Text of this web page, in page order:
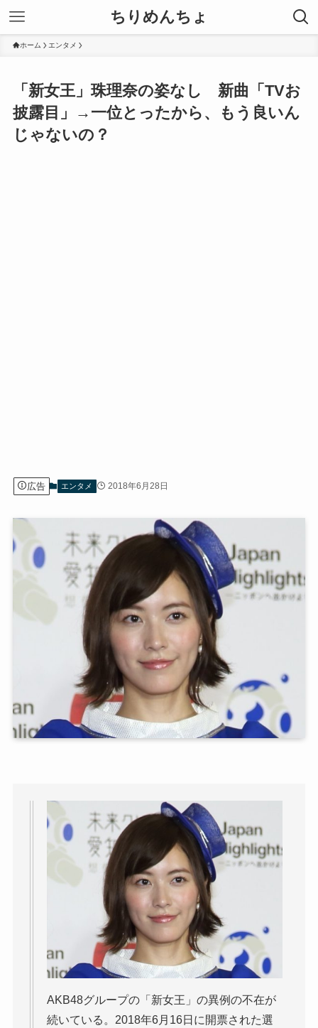
ちりめんちょ
ホーム エンタメ
「新女王」珠理奈の姿なし 新曲「TVお
披露目」→一位とったから、もう良いん
じゃないの？
広告 エンタメ 2018年6月28日
AKB48グループの「新女王」の異例の不在が
続いている。2018年6月16日に開票された選